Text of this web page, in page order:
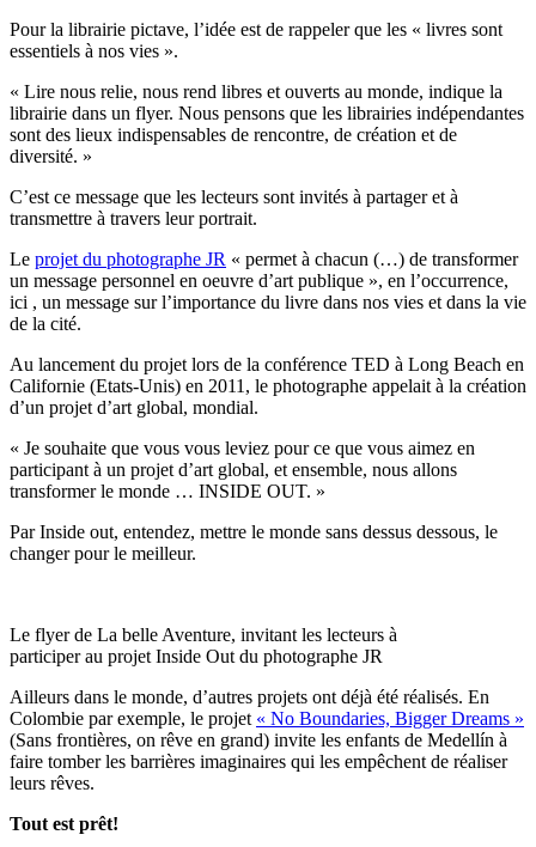
Pour la librairie pictave, l’idée est de rappeler que les « livres sont
essentiels à nos vies ».
« Lire nous relie, nous rend libres et ouverts au monde, indique la
librairie dans un flyer. Nous pensons que les librairies indépendantes
sont des lieux indispensables de rencontre, de création et de
diversité. »
C’est ce message que les lecteurs sont invités à partager et à
transmettre à travers leur portrait.
Le projet du photographe JR « permet à chacun (…) de transformer
un message personnel en oeuvre d’art publique », en l’occurrence,
ici , un message sur l’importance du livre dans nos vies et dans la vie
de la cité.
Au lancement du projet lors de la conférence TED à Long Beach en
Californie (Etats-Unis) en 2011, le photographe appelait à la création
d’un projet d’art global, mondial.
« Je souhaite que vous vous leviez pour ce que vous aimez en
participant à un projet d’art global, et ensemble, nous allons
transformer le monde … INSIDE OUT. »
Par Inside out, entendez, mettre le monde sans dessus dessous, le
changer pour le meilleur.
Le flyer de La belle Aventure, invitant les lecteurs à
participer au projet Inside Out du photographe JR
Ailleurs dans le monde, d’autres projets ont déjà été réalisés. En
Colombie par exemple, le projet « No Boundaries, Bigger Dreams »
(Sans frontières, on rêve en grand) invite les enfants de Medellín à
faire tomber les barrières imaginaires qui les empêchent de réaliser
leurs rêves.
Tout est prêt!